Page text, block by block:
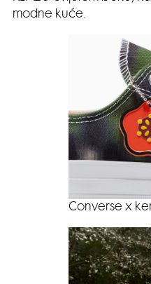
modne kuće.
Converse x